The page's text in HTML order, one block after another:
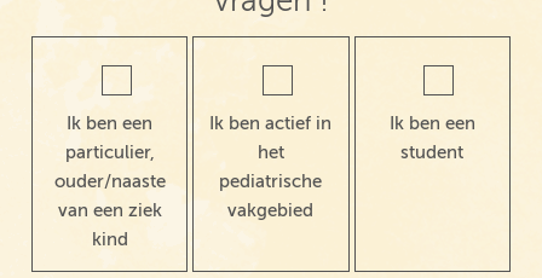
Ik ben een
particulier,
ouder/naaste
van een ziek
kind
Ik ben actief in
het
pediatrische
vakgebied
Ik ben een
student